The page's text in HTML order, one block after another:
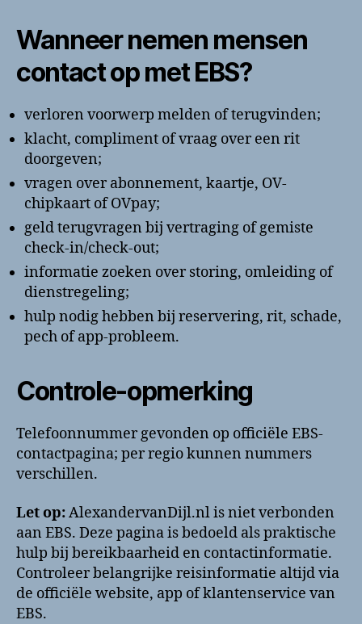
Wanneer nemen mensen
contact op met EBS?
verloren voorwerp melden of terugvinden;
klacht, compliment of vraag over een rit
doorgeven;
vragen over abonnement, kaartje, OV-
chipkaart of OVpay;
geld terugvragen bij vertraging of gemiste
check-in/check-out;
informatie zoeken over storing, omleiding of
dienstregeling;
hulp nodig hebben bij reservering, rit, schade,
pech of app-probleem.
Controle-opmerking
Telefoonnummer gevonden op officiële EBS-
contactpagina; per regio kunnen nummers
verschillen.
Let op:AlexandervanDijl.nl is niet verbonden
aan EBS. Deze pagina is bedoeld als praktische
hulp bij bereikbaarheid en contactinformatie.
Controleer belangrijke reisinformatie altijd via
de officiële website, app of klantenservice van
EBS.